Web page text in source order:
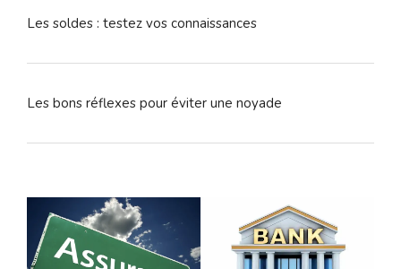
Les soldes : testez vos connaissances
Les bons réflexes pour éviter une noyade